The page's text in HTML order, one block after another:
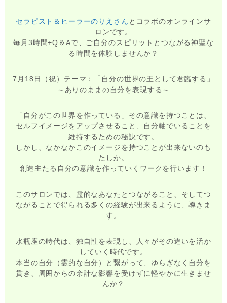
セラピスト＆ヒーラーのりえさん とコラボのオンラインサ
ロンです。
毎月3時間+Q＆Aで、ご自分のスピリットとつながる神聖な
る時間を体験しませんか？
7月18日（祝）テーマ：「自分の世界の王として君臨する」
～ありのままの自分を表現する～
「自分がこの世界を作っている」その意識を持つことは、
セルフイメージをアップさせること、自分軸でいることを
維持するための秘訣です。
しかし、なかなかこのイメージを持つことが出来ないのも
たしか。
創造主たる自分の意識を作っていくワークを行います！
このサロンでは、霊的なあなたとつながること、そしてつ
ながることで得られる多くの経験が出来るように、導きま
す。
水瓶座の時代は、独自性を表現し、人々がその違いを活か
していく時代です。
本当の自分（霊的な自分）と繋がって、ゆらぎなく自分を
貫き、周囲からの余計な影響を受けずに軽やかに生きませ
んか？